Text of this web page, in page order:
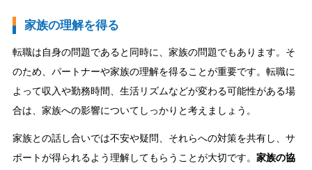
家族の理解を得る
転職は自身の問題であると同時に、家族の問題でもあります。そ
のため、パートナーや家族の理解を得ることが重要です。転職に
よって収入や勤務時間、生活リズムなどが変わる可能性がある場
合は、家族への影響についてしっかりと考えましょう。
家族との話し合いでは不安や疑問、それらへの対策を共有し、サ
ポートが得られるよう理解してもらうことが大切です。 家族の協